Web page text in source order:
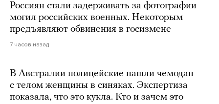
Россиян стали задерживать за фотографии
могил российских военных. Некоторым
предъявляют обвинения в госизмене
7 часов назад
В Австралии полицейские нашли чемодан
с телом женщины в синяках. Экспертиза
показала, что это кукла. Кто и зачем это